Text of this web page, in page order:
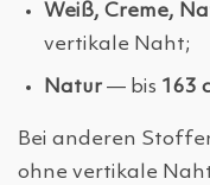
Weiß, Creme,
vertikale Naht;
Natur — bis 163
Bei anderen
ohne vertikale